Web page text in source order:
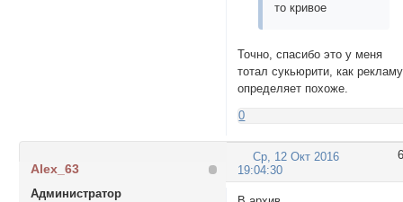
то кривое
Точно, спасибо это у меня
тотал сукьюрити, как рекламу
определяет похоже.
0
6
Ср, 12 Окт 2016
19:04:30
Alex_63
Администратор